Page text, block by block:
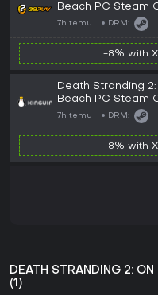
Beach PC Steam
7h temu DRM:
-8% with
Death Stranding
Beach PC Steam
7h temu DRM:
-8% with
DEATH STRANDING 2:
(1)